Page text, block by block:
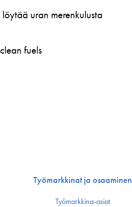
uran merenkulusta
fuels
Työmarkkinat ja osaaminen
Työmarkkina-asiat